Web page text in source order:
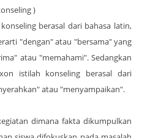
)
berasal dari bahasa latin,
"dengan" atau "bersama" yang
atau "memahami". Sedangkan
istilah konseling berasal dari
atau "menyampaikan".
dimana fakta dikumpulkan